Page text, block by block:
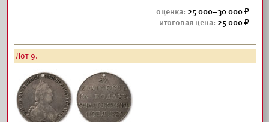
25 000–30 000
25 000
Лот 9.